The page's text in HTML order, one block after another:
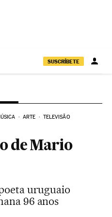
SUSCRÍBETE
ARTE TELEVISÃO
de Mario
uruguaio
96 anos